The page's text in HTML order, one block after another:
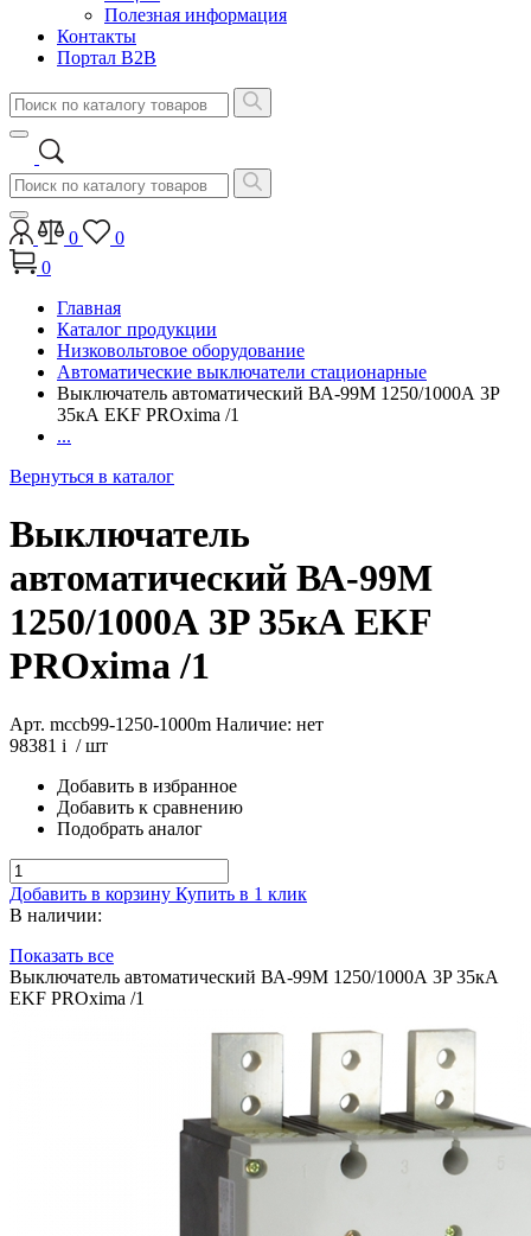
Полезная информация
Контакты
Портал B2B
0
0
0
Главная
Каталог продукции
Низковольтовое оборудование
Автоматические выключатели стационарные
Выключатель автоматический ВА-99М 1250/1000А 3P
35кА EKF PROxima /1
...
Вернуться в каталог
Выключатель
автоматический ВА-99М
1250/1000А 3P 35кА EKF
PROxima /1
Арт. mccb99-1250-1000m Наличие: нет
98381 i / шт
Добавить в избранное
Добавить к сравнению
Подобрать аналог
Добавить в корзину Купить в 1 клик
В наличии:
Показать все
Выключатель автоматический ВА-99М 1250/1000А 3P 35кА
EKF PROxima /1